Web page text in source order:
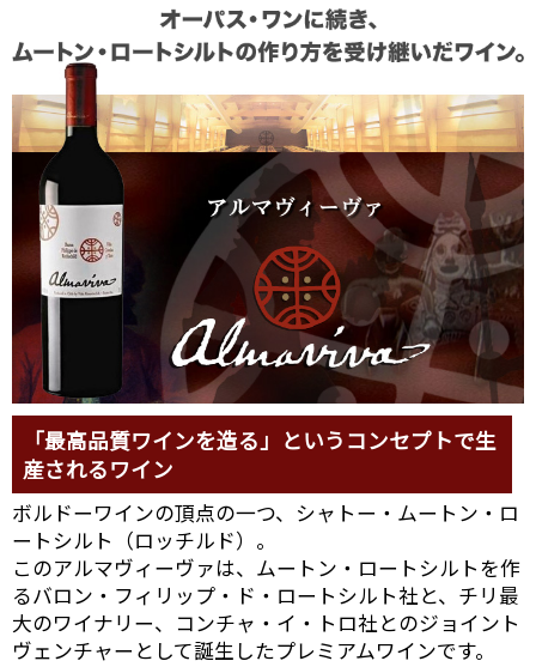
「最高品質ワインを造る」というコンセプトで生
産されるワイン
ボルドーワインの頂点の一つ、シャトー・ムートン・ロ
ートシルト（ロッチルド）。
このアルマヴィーヴァは、ムートン・ロートシルトを作
るバロン・フィリップ・ド・ロートシルト社と、チリ最
大のワイナリー、コンチャ・イ・トロ社とのジョイント
ヴェンチャーとして誕生したプレミアムワインです。